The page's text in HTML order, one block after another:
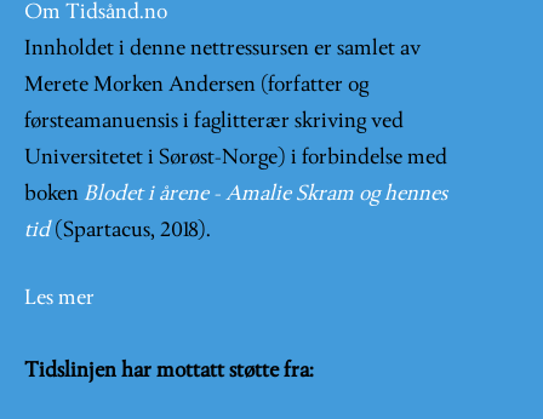
Om Tidsånd.no
Innholdet i denne nettressursen er samlet av
Merete Morken Andersen (forfatter og
førsteamanuensis i faglitterær skriving ved
Universitetet i Sørøst-Norge) i forbindelse med
boken Blodet i årene - Amalie Skram og hennes
tid (Spartacus, 2018).
Les mer
Tidslinjen har mottatt støtte fra: